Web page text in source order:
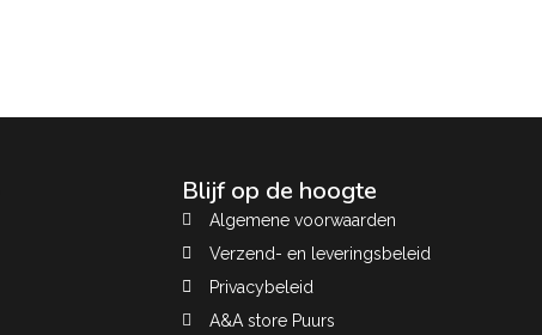
Blijf op de hoogte
Algemene voorwaarden
Verzend- en leveringsbeleid
Privacybeleid
A&A store Puurs